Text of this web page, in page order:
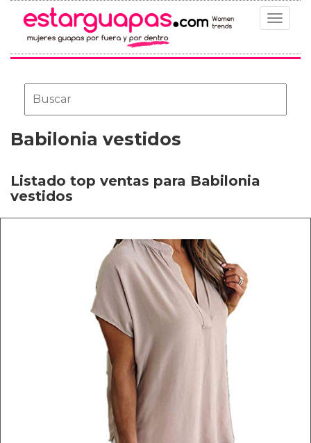
Toggle
Babilonia vestidos
Listado top ventas para Babilonia
vestidos